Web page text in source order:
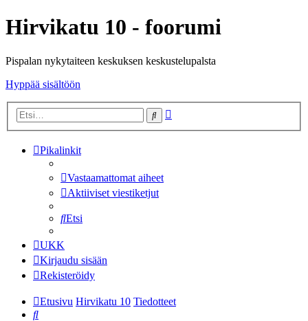
Hirvikatu 10 - foorumi
Pispalan nykytaiteen keskuksen keskustelupalsta
Hyppää sisältöön
Etsi
Pikalinkit
Vastaamattomat aiheet
Aktiiviset viestiketjut
Etsi
UKK
Kirjaudu sisään
Rekisteröidy
Etusivu Hirvikatu 10 Tiedotteet
Etsi